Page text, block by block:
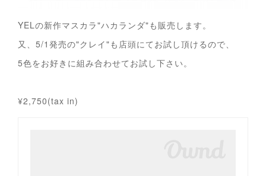
YELの新作マスカラ"ハカランダ"も販売します。
又、5/1発売の"クレイ"も店頭にてお試し頂けるので、
5色をお好きに組み合わせてお試し下さい。
¥2,750(tax in)